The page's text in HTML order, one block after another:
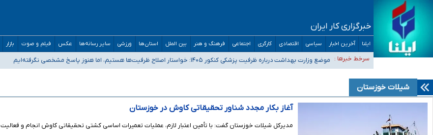
خبرگزاری کار ایران
ایلنا آخرین اخبار سیاسی اقتصادی کارگری اجتماعی فرهنگ و هنر بین الملل استان‌ها ورزشی سایر رسانه‌ها عکس فیلم و صوت بازار
سرخط خبرها :
۴۰ تا ۵۰ روز گرمای نسبی در پیش داریم/ دمای تهران به ۳۸ درجه می‌رسد
موضع وزارت بهداشت درباره ظرفیت پزشکی کنکور ۱۴۰۵: خواستار اصلاح ظرفیت‌ها هستیم، اما هنوز پاسخ مشخصی نگرفته‌ایم
خبرنگاران راویان حقیقت با دغدغه نان، مسکن و بیمه
آخرین وضعیت شیوع عفونت‌های تنفسی در کشور/ خوزستان و کرمان بالاتر از آستانه هشدار
شیلات خوزستان
آغاز بکار مجدد شناور تحقیقاتی کاوش در خوزستان
مدیرکل شیلات خوزستان گفت: با تأمین اعتبار لازم، عملیات تعمیرات اساسی کشتی تحقیقاتی کاوش انجام و فعالیت